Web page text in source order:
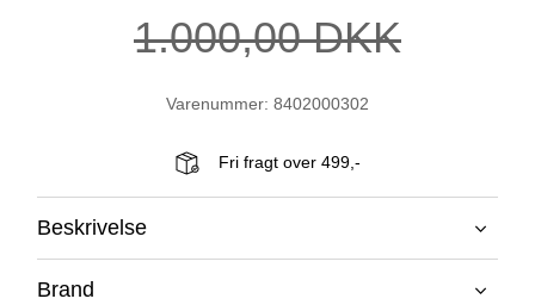
1.000,00 DKK
Varenummer: 8402000302
Fri fragt over 499,-
Beskrivelse
Brand